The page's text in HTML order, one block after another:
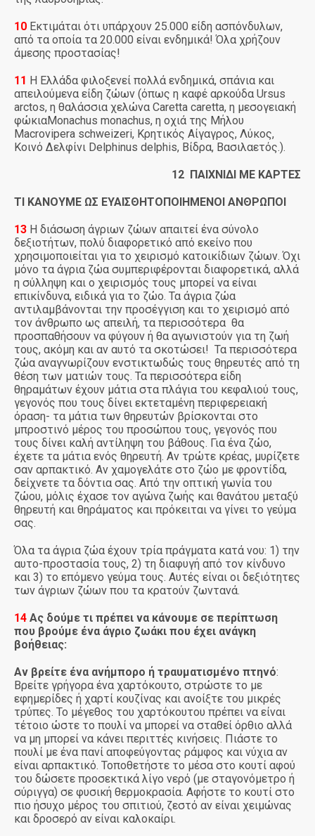
10 Εκτιμάται ότι υπάρχουν 25.000 είδη ασπόνδυλων,
από τα οποία τα 20.000 είναι ενδημικά! Όλα χρήζουν
άμεσης προστασίας!
11 Η Ελλάδα φιλοξενεί πολλά ενδημικά, σπάνια και
απειλούμενα είδη ζώων (όπως η καφέ αρκούδα Ursus
arctos, η θαλάσσια χελώνα Caretta caretta, η μεσογειακή
φώκιαMonachus monachus, η οχιά της Μήλου
Macrovipera schweizeri, Κρητικός Αίγαγρος, Λύκος,
Κοινό Δελφίνι Delphinus delphis, Βίδρα, Βασιλαετός.).
12 ΠΑΙΧΝΙΔΙ ΜΕ ΚΑΡΤΕΣ
ΤΙ ΚΑΝΟΥΜΕ ΩΣ ΕΥΑΙΣΘΗΤΟΠΟΙΗΜΕΝΟΙ ΑΝΘΡΩΠΟΙ
13 Η διάσωση άγριων ζώων απαιτεί ένα σύνολο
δεξιοτήτων, πολύ διαφορετικό από εκείνο που
χρησιμοποιείται για το χειρισμό κατοικίδιων ζώων. Όχι
μόνο τα άγρια ζώα συμπεριφέρονται διαφορετικά, αλλά
η σύλληψη και ο χειρισμός τους μπορεί να είναι
επικίνδυνα, ειδικά για το ζώο. Τα άγρια ζώα
αντιλαμβάνονται την προσέγγιση και το χειρισμό από
τον άνθρωπο ως απειλή, τα περισσότερα θα
προσπαθήσουν να φύγουν ή θα αγωνιστούν για τη ζωή
τους, ακόμη και αν αυτό τα σκοτώσει! Τα περισσότερα
ζώα αναγνωρίζουν ενστικτωδώς τους θηρευτές από τη
θέση των ματιών τους. Τα περισσότερα είδη
θηραμάτων έχουν μάτια στα πλάγια του κεφαλιού τους,
γεγονός που τους δίνει εκτεταμένη περιφερειακή
όραση- τα μάτια των θηρευτών βρίσκονται στο
μπροστινό μέρος του προσώπου τους, γεγονός που
τους δίνει καλή αντίληψη του βάθους. Για ένα ζώο,
έχετε τα μάτια ενός θηρευτή. Αν τρώτε κρέας, μυρίζετε
σαν αρπακτικό. Αν χαμογελάτε στο ζώο με φροντίδα,
δείχνετε τα δόντια σας. Από την οπτική γωνία του
ζώου, μόλις έχασε τον αγώνα ζωής και θανάτου μεταξύ
θηρευτή και θηράματος και πρόκειται να γίνει το γεύμα
σας.
Όλα τα άγρια ζώα έχουν τρία πράγματα κατά νου: 1) την
αυτο-προστασία τους, 2) τη διαφυγή από τον κίνδυνο
και 3) το επόμενο γεύμα τους. Αυτές είναι οι δεξιότητες
των άγριων ζώων που τα κρατούν ζωντανά.
14 Ας δούμε τι πρέπει να κάνουμε σε περίπτωση
που βρούμε ένα άγριο ζωάκι που έχει ανάγκη
βοήθειας:
Αν βρείτε ένα ανήμπορο ή τραυματισμένο πτηνό:
Βρείτε γρήγορα ένα χαρτόκουτο, στρώστε το με
εφημερίδες ή χαρτί κουζίνας και ανοίξτε του μικρές
τρύπες. Το μέγεθος του χαρτόκουτου πρέπει να είναι
τέτοιο ώστε το πουλί να μπορεί να σταθεί όρθιο αλλά
να μη μπορεί να κάνει περιττές κινήσεις. Πιάστε το
πουλί με ένα πανί αποφεύγοντας ράμφος και νύχια αν
είναι αρπακτικό. Τοποθετήστε το μέσα στο κουτί αφού
του δώσετε προσεκτικά λίγο νερό (με σταγονόμετρο ή
σύριγγα) σε φυσική θερμοκρασία. Αφήστε το κουτί στο
πιο ήσυχο μέρος του σπιτιού, ζεστό αν είναι χειμώνας
και δροσερό αν είναι καλοκαίρι.